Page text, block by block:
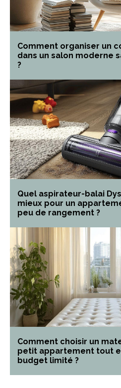
Comment organiser un
dans un salon moderne
?
Quel aspirateur-balai
mieux pour un
peu de rangement ?
Comment choisir un
petit appartement tout
budget limité ?